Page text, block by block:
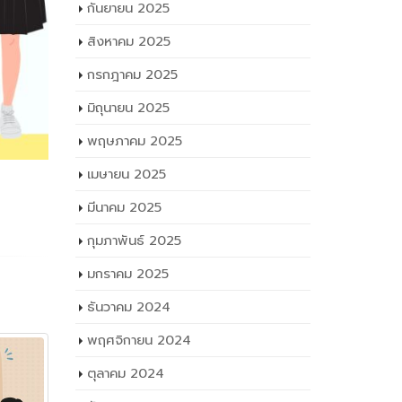
กันยายน 2025
สิงหาคม 2025
กรกฎาคม 2025
มิถุนายน 2025
พฤษภาคม 2025
เมษายน 2025
มีนาคม 2025
กุมภาพันธ์ 2025
มกราคม 2025
ธันวาคม 2024
พฤศจิกายน 2024
ตุลาคม 2024